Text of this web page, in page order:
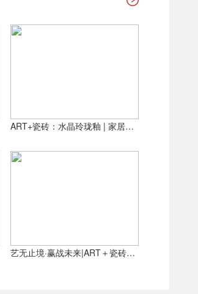
ART+瓷砖：水晶玲珑釉 | 家居自然美学感拉满
艺无止境·赢战未来|ART＋瓷砖核心经销商峰会圆满闭幕